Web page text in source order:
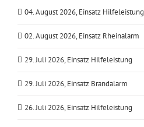
04. August 2026, Einsatz Hilfeleistung
02. August 2026, Einsatz Rheinalarm
29. Juli 2026, Einsatz Hilfeleistung
29. Juli 2026, Einsatz Brandalarm
26. Juli 2026, Einsatz Hilfeleistung